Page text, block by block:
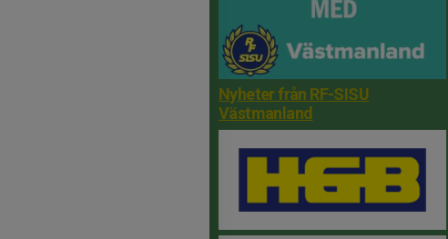
Nyheter från RF-SISU
Västmanland